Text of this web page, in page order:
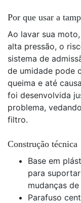
Por que usar a
Ao lavar sua
alta pressão, o
sistema de
de umidade pode
queima e até
foi desenvolvida
problema,
filtro.
Construção técnica
Base em
para
mudanças
Parafuso